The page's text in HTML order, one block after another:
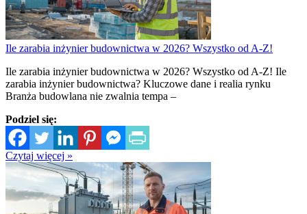
Ile zarabia inżynier budownictwa w 2026? Wszystko od A-Z!
Ile zarabia inżynier budownictwa w 2026? Wszystko od A-Z! Ile
zarabia inżynier budownictwa? Kluczowe dane i realia rynku
Branża budowlana nie zwalnia tempa –
Podziel się:
Czytaj więcej »